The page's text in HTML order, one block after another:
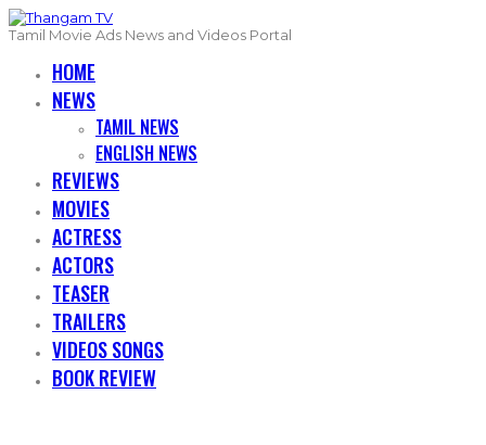
Tamil Movie Ads News and Videos Portal
HOME
NEWS
TAMIL NEWS
ENGLISH NEWS
REVIEWS
MOVIES
ACTRESS
ACTORS
TEASER
TRAILERS
VIDEOS SONGS
BOOK REVIEW